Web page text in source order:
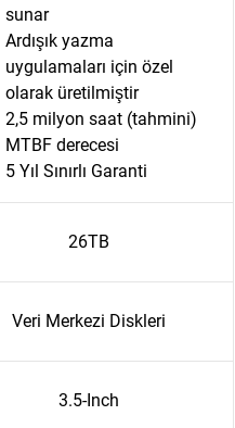
sunar
Ardışık yazma
uygulamaları için özel
olarak üretilmiştir
2,5 milyon saat (tahmini)
MTBF derecesi
5 Yıl Sınırlı Garanti
26TB
Veri Merkezi Diskleri
3.5-Inch